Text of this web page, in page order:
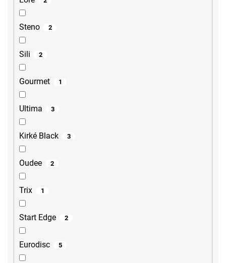
Steno 2
Sili 2
Gourmet 1
Ultima 3
Kirké Black 3
Oudee 2
Trix 1
Start Edge 2
Eurodisc 5